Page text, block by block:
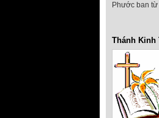
Phước ban
Thánh Kinh